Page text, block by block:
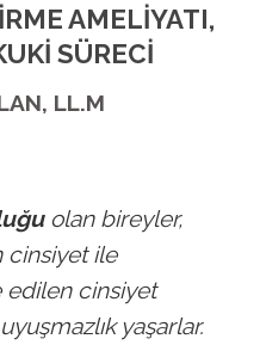
AMELİYATI,
SÜRECİ
LL.M
olan bireyler,
ile
edilen cinsiyet
yaşarlar.